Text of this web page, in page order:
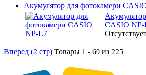
Акумулятор для фотокамери
CASIO NP-
Отсутствует
Вперед (2 стр) Товары 1 - 60 из 225